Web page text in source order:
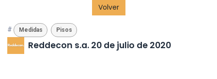
Volver
# Medidas Pisos
Reddecon s.a. 20 de julio de 2020